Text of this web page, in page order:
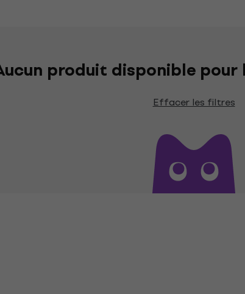
produit disponible
Effacer les filtres